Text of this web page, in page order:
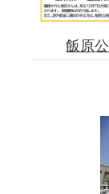
飯原